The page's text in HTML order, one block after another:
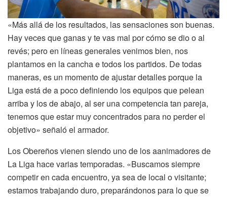
«Más allá de los resultados, las sensaciones son buenas.
Hay veces que ganas y te vas mal por cómo se dio o al
revés; pero en líneas generales venimos bien, nos
plantamos en la cancha e todos los partidos. De todas
maneras, es un momento de ajustar detalles porque la
Liga está de a poco definiendo los equipos que pelean
arriba y los de abajo, al ser una competencia tan pareja,
tenemos que estar muy concentrados para no perder el
objetivo» señaló el armador.
Los Obereños vienen siendo uno de los aanimadores de
La Liga hace varias temporadas. «Buscamos siempre
competir en cada encuentro, ya sea de local o visitante;
estamos trabajando duro, preparándonos para lo que se